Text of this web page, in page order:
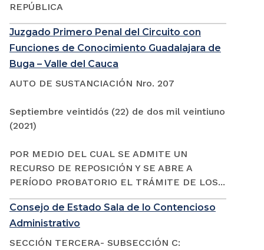
REPÚBLICA
Juzgado Primero Penal del Circuito con
Funciones de Conocimiento Guadalajara de
Buga – Valle del Cauca
AUTO DE SUSTANCIACIÓN Nro. 207
Septiembre veintidós (22) de dos mil veintiuno
(2021)
POR MEDIO DEL CUAL SE ADMITE UN
RECURSO DE REPOSICIÓN Y SE ABRE A
PERÍODO PROBATORIO EL TRÁMITE DE LOS...
Consejo de Estado Sala de lo Contencioso
Administrativo
SECCIÓN TERCERA- SUBSECCIÓN C: